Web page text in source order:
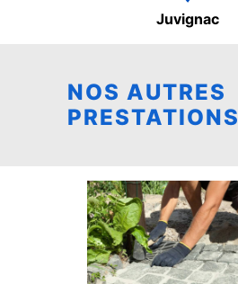
Juvignac
NOS AUTRES
PRESTATIONS